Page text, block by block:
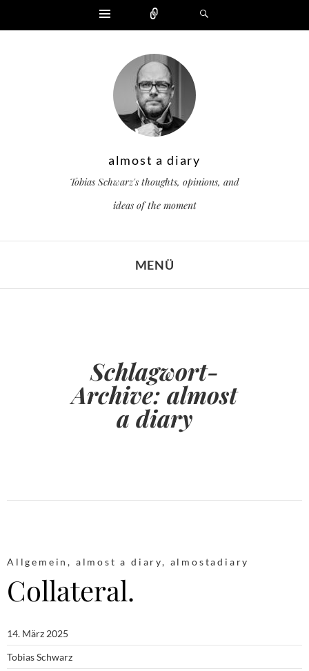
Widgets
almost a diary
Tobias Schwarz's thoughts, opinions, and
ideas of the moment
MENÜ
Schlagwort-
Archive: almost
a diary
Allgemein, almost a diary, almostadiary
Collateral.
14. März 2025
Tobias Schwarz